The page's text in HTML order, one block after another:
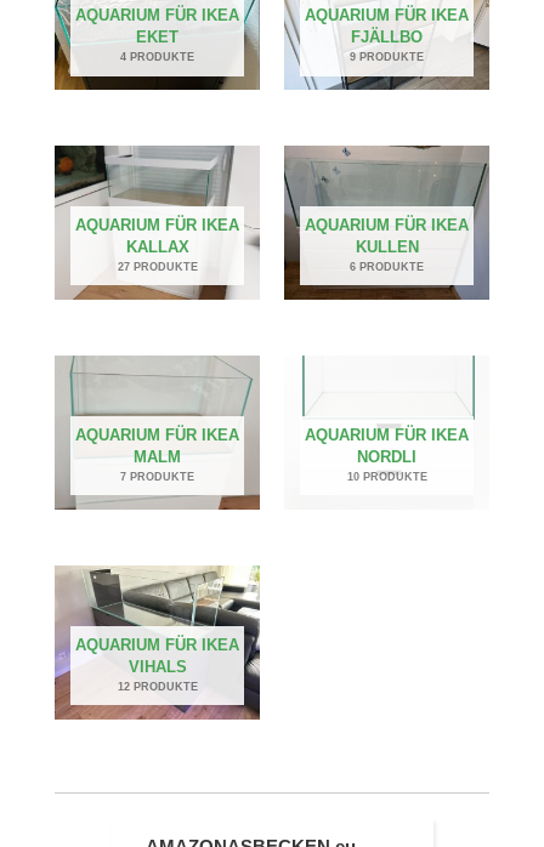
AQUARIUM FÜR IKEA
EKET
4 PRODUKTE
AQUARIUM FÜR IKEA
FJÄLLBO
9 PRODUKTE
AQUARIUM FÜR IKEA
KALLAX
27 PRODUKTE
AQUARIUM FÜR IKEA
KULLEN
6 PRODUKTE
AQUARIUM FÜR IKEA
MALM
7 PRODUKTE
AQUARIUM FÜR IKEA
NORDLI
10 PRODUKTE
AQUARIUM FÜR IKEA
VIHALS
12 PRODUKTE